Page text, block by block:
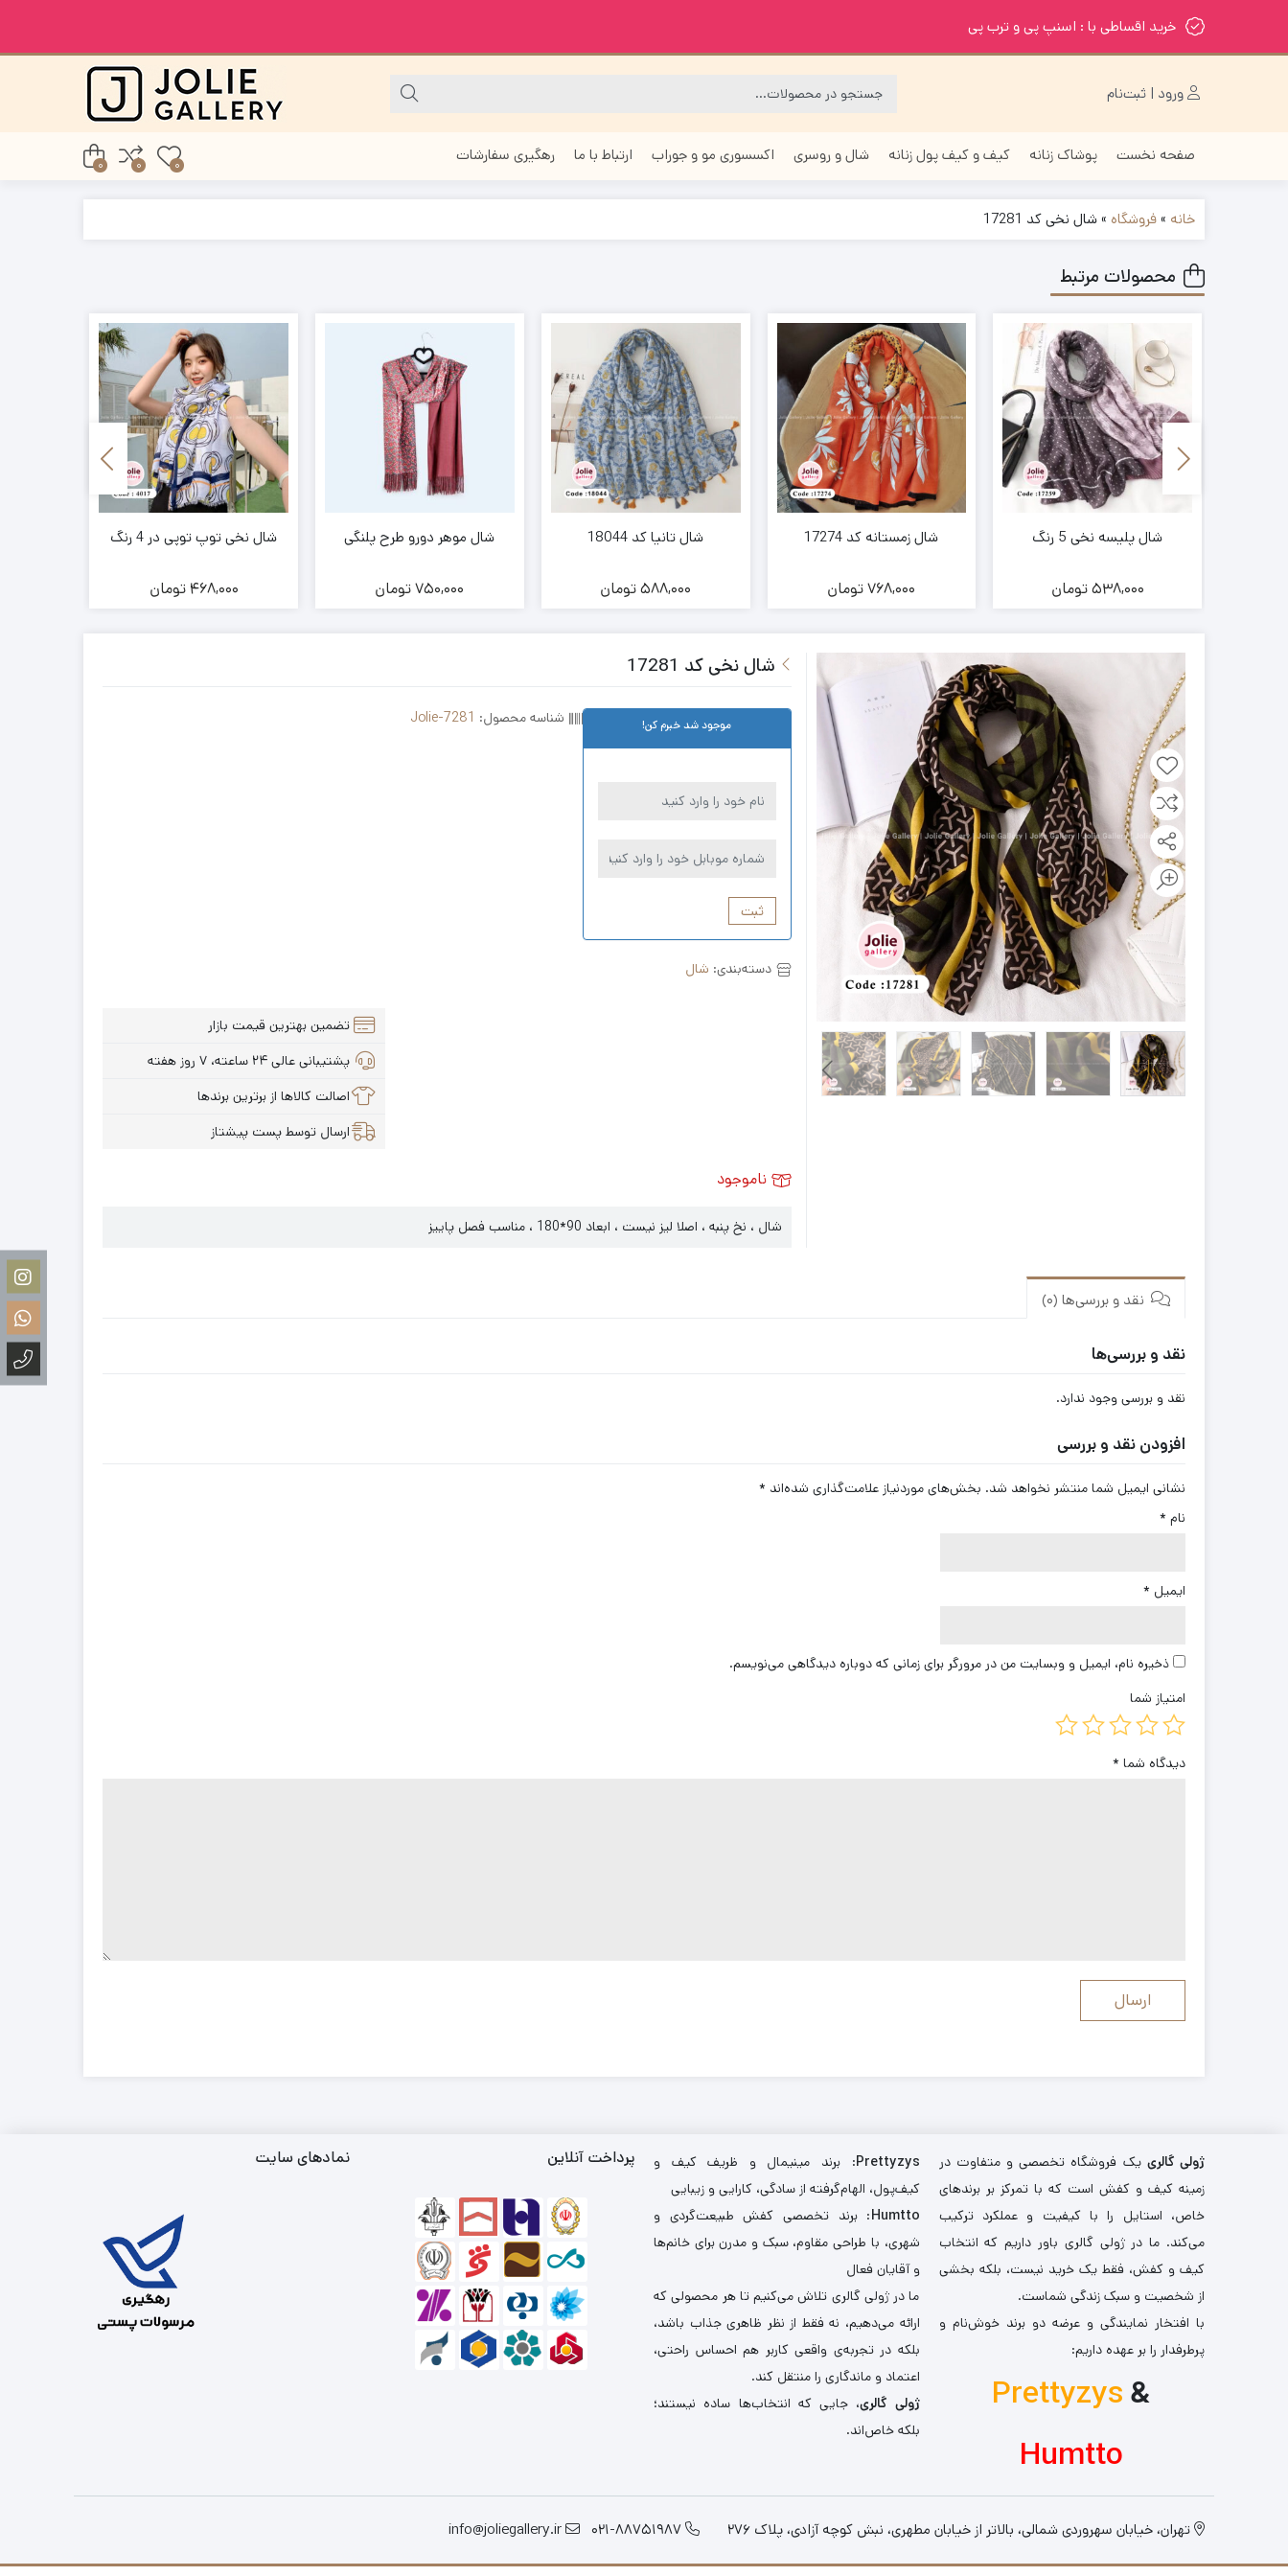
خرید اقساطی با : اسنپ پی و ترب پی
ورود | ثبت‌نام
صفحه نخست پوشاک زنانه کیف و کیف پول زنانه شال و روسری اکسسوری مو و جوراب ارتباط با ما رهگیری سفارشات
0
0
0
خانه »فروشگاه »شال نخی کد 17281
محصولات مرتبط
شال پلیسه نخی 5 رنگ
538,000تومان
شال زمستانه کد 17274
768,000تومان
شال تانیا کد 18044
588,000تومان
شال موهر دورو طرح پلنگی
750,000تومان
شال نخی توپ توپی در 4 رنگ
468,000 تومان
شال نخی کد 17281
موجود شد خبرم کن!
ثبت
شناسه محصول: Jolie-7281
دسته‌بندی: شال
تضمین بهترین قیمت بازار
پشتیبانی عالی ۲۴ ساعته، ۷ روز هفته
اصالت کالاها از برترین برندها
ارسال توسط پست پیشتاز
ناموجود
شال ، نخ پنبه ، اصلا لیز نیست ، ابعاد 90*180 ، مناسب فصل پاییز
نقد و بررسی‌ها (0)
نقد و بررسی‌ها
نقد و بررسی وجود ندارد.
افزودن نقد و بررسی
نشانی ایمیل شما منتشر نخواهد شد. بخش‌های موردنیاز علامت‌گذاری شده‌اند *
نام *
ایمیل *
ذخیره نام، ایمیل و وبسایت من در مرورگر برای زمانی که دوباره دیدگاهی می‌نویسم.
امتیاز شما
دیدگاه شما *
ژولی گالری یک فروشگاه تخصصی و متفاوت در
زمینه کیف و کفش است که با تمرکز بر برندهای
خاص، استایل را با کیفیت و عملکرد ترکیب
می‌کند. ما در ژولی گالری باور داریم که انتخاب
کیف و کفش، فقط یک خرید نیست، بلکه بخشی
از شخصیت و سبک زندگی شماست.
با افتخار نمایندگی و عرضه دو برند خوش‌نام و
پرطرفدار را بر عهده داریم:
Prettyzys&
Humtto
Prettyzys: برند مینیمال و ظریف کیف و
کیف‌پول، الهام‌گرفته از سادگی، کارایی و زیبایی
Humtto: برند تخصصی کفش طبیعت‌گردی و
شهری، با طراحی مقاوم، سبک و مدرن برای خانم‌ها
و آقایان فعال
ما در ژولی گالری تلاش می‌کنیم تا هر محصولی که
ارائه می‌دهیم، نه فقط از نظر ظاهری جذاب باشد،
بلکه در تجربه‌ی واقعی کاربر هم احساس راحتی،
اعتماد و ماندگاری را منتقل کند.
ژولی گالری، جایی که انتخاب‌ها ساده نیستند؛
بلکه خاص‌اند.
پرداخت آنلاین نمادهای سایت
تهران، خیابان سهروردی شمالی، بالاتر از خیابان مطهری، نبش کوچه آزادی، پلاک 276 021-88751987
info@joliegallery.ir